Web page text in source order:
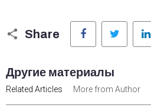
Share
Facebook Twitter
Другие материалы
Related Articles More from Author